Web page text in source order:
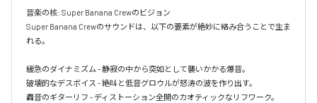
音楽の核: Super Banana Crewのビジョン
Super Banana Crewのサウンドは、以下の要素が絶妙に絡み合うことで生ま
れる。
緩急のダイナミズム - 静寂の中から突如として襲いかかる爆音。
破壊的なデスボイス - 絶叫と低音グロウルが怒涛の波を作り出す。
轟音のギターリフ - ディストーション全開のカオティックなリフワーク。